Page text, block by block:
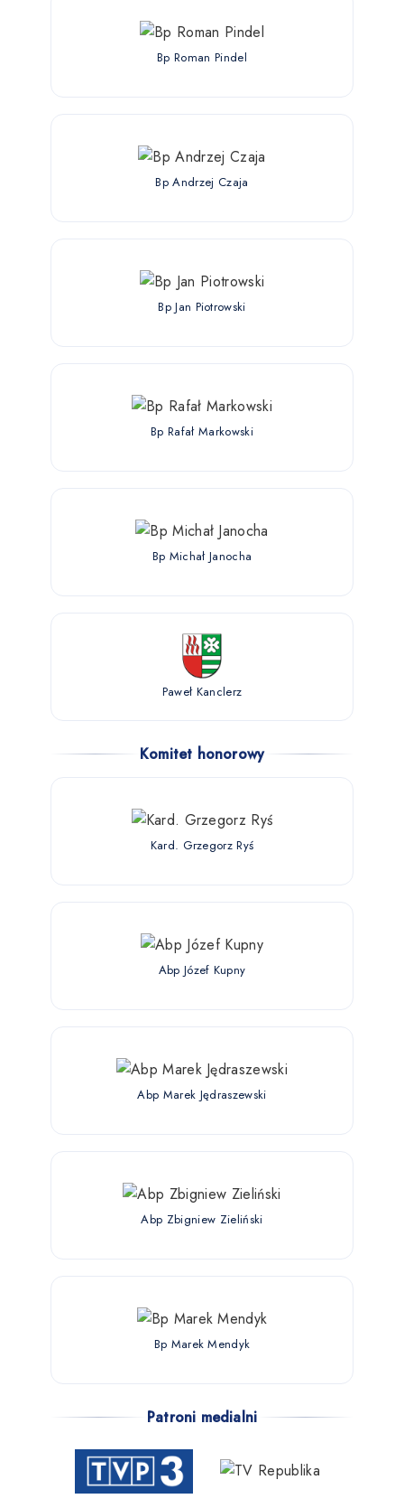
Bp Roman Pindel
Bp Andrzej Czaja
Bp Jan Piotrowski
Bp Rafał Markowski
Bp Michał Janocha
Paweł Kanclerz
Komitet honorowy
Kard. Grzegorz Ryś
Abp Józef Kupny
Abp Marek Jędraszewski
Abp Zbigniew Zieliński
Bp Marek Mendyk
Patroni medialni